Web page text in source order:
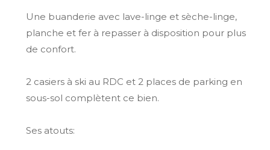
Une buanderie avec lave-linge et sèche-linge,
planche et fer à repasser à disposition pour plus
de confort.
2 casiers à ski au RDC et 2 places de parking en
sous-sol complètent ce bien.
Ses atouts: